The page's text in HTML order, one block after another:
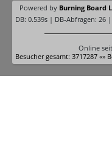
Powered by Burning Board
DB: 0.539s | DB-Abfragen: 26
Online
Besucher gesamt: 3717287 «»